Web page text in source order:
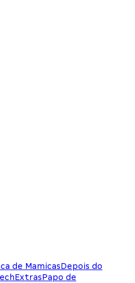
de MamicasDepois do
ExtrasPapo de